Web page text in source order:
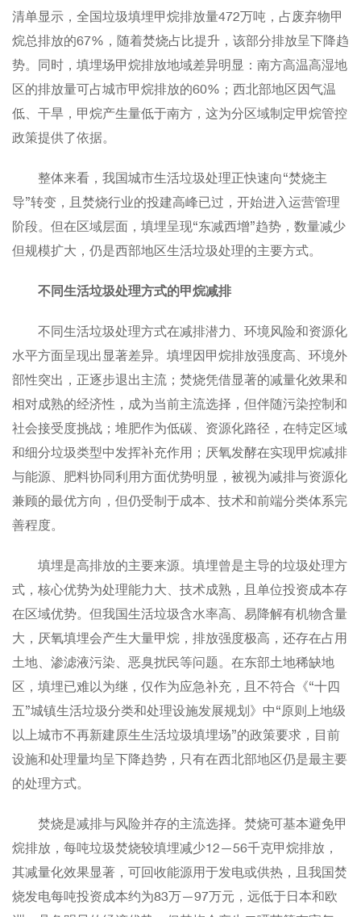
清单显示，全国垃圾填埋甲烷排放量472万吨，占废弃物甲
烷总排放的67%，随着焚烧占比提升，该部分排放呈下降趋
势。同时，填埋场甲烷排放地域差异明显：南方高温高湿地
区的排放量可占城市甲烷排放的60%；西北部地区因气温
低、干旱，甲烷产生量低于南方，这为分区域制定甲烷管控
政策提供了依据。
整体来看，我国城市生活垃圾处理正快速向“焚烧主
导”转变，且焚烧行业的投建高峰已过，开始进入运营管理
阶段。但在区域层面，填埋呈现“东减西增”趋势，数量减少
但规模扩大，仍是西部地区生活垃圾处理的主要方式。
不同生活垃圾处理方式的甲烷减排
不同生活垃圾处理方式在减排潜力、环境风险和资源化
水平方面呈现出显著差异。填埋因甲烷排放强度高、环境外
部性突出，正逐步退出主流；焚烧凭借显著的减量化效果和
相对成熟的经济性，成为当前主流选择，但伴随污染控制和
社会接受度挑战；堆肥作为低碳、资源化路径，在特定区域
和细分垃圾类型中发挥补充作用；厌氧发酵在实现甲烷减排
与能源、肥料协同利用方面优势明显，被视为减排与资源化
兼顾的最优方向，但仍受制于成本、技术和前端分类体系完
善程度。
填埋是高排放的主要来源。填埋曾是主导的垃圾处理方
式，核心优势为处理能力大、技术成熟，且单位投资成本存
在区域优势。但我国生活垃圾含水率高、易降解有机物含量
大，厌氧填埋会产生大量甲烷，排放强度极高，还存在占用
土地、渗滤液污染、恶臭扰民等问题。在东部土地稀缺地
区，填埋已难以为继，仅作为应急补充，且不符合《“十四
五”城镇生活垃圾分类和处理设施发展规划》中“原则上地级
以上城市不再新建原生生活垃圾填埋场”的政策要求，目前
设施和处理量均呈下降趋势，只有在西北部地区仍是最主要
的处理方式。
焚烧是减排与风险并存的主流选择。焚烧可基本避免甲
烷排放，每吨垃圾焚烧较填埋减少12—56千克甲烷排放，
其减量化效果显著，可回收能源用于发电或供热，且我国焚
烧发电每吨投资成本约为83万—97万元，远低于日本和欧